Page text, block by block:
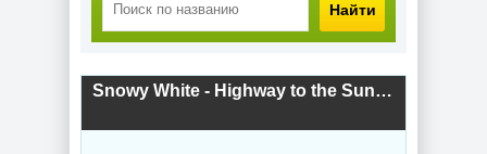
Найти
Snowy White - Highway to the Sun (1994) скачать торрент